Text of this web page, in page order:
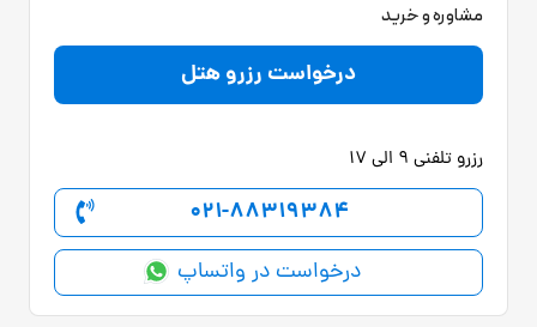
مشاوره و خرید
درخواست رزرو هتل
رزرو تلفنی 9 الی 17
021-88319384
درخواست در واتساپ